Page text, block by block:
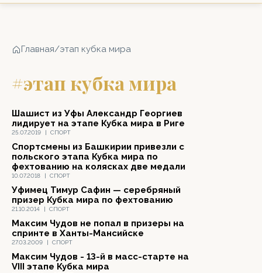
Главная/этап кубка мира
#этап кубка мира
25.07.2019 | СПОРТ
Шашист из Уфы Александр Георгиев
лидирует на этапе Кубка мира в Риге
10.07.2018 | СПОРТ
Спортсмены из Башкирии привезли с
польского этапа Кубка мира по
фехтованию на колясках две медали
21.10.2014 | СПОРТ
Уфимец Тимур Сафин — серебряный
призер Кубка мира по фехтованию
27.03.2009 | СПОРТ
Максим Чудов не попал в призеры на
спринте в Ханты-Мансийске
Максим Чудов - 13-й в масс-старте на
VIII этапе Кубка мира